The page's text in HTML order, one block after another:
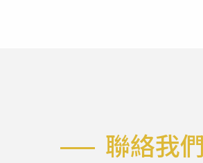
聯絡我們